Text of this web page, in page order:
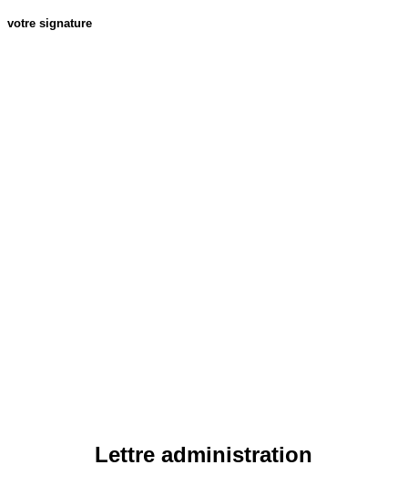
votre signature
Lettre administration